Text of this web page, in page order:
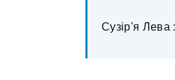
Сузір'я Лева